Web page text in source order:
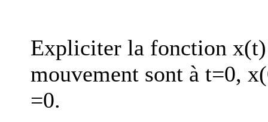
Expliciter la fonction
mouvement sont à t=0,
=0.